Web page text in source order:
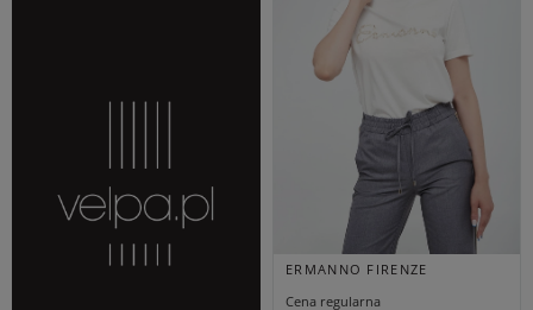
ERMANNO FIRENZE
Cena regularna